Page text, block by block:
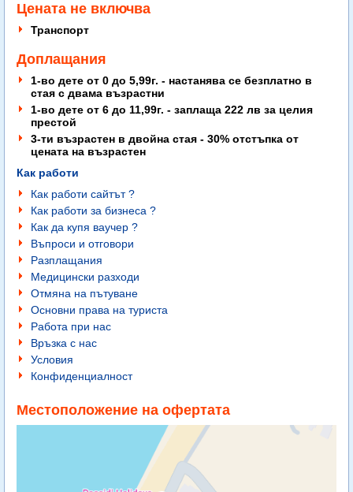
Цената не включва
Транспорт
Доплащания
1-во дете от 0 до 5,99г. - настанява се безплатно в
стая с двама възрастни
1-во дете от 6 до 11,99г. - заплаща 222 лв за целия
престой
3-ти възрастен в двойна стая - 30% отстъпка от
цената на възрастен
Как работи
Как работи сайтът ?
Как работи за бизнеса ?
Как да купя ваучер ?
Въпроси и отговори
Разплащания
Медицински разходи
Отмяна на пътуване
Основни права на туриста
Работа при нас
Връзка с нас
Условия
Конфиденциалност
Местоположение на офертата